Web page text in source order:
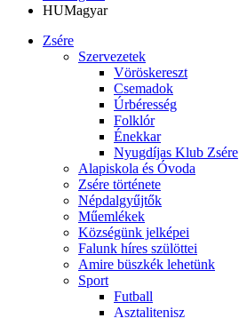
HUMagyar
Zsére
Szervezetek
Vöröskereszt
Csemadok
Úrbéresség
Folklór
Énekkar
Nyugdíjas Klub Zsére
Alapiskola és Óvoda
Zsére története
Népdalgyűjtők
Műemlékek
Községünk jelképei
Falunk híres szülöttei
Amire büszkék lehetünk
Sport
Futball
Asztalitenisz